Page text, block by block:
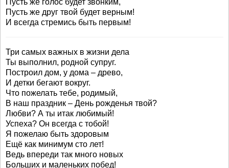
Пусть же голос будет звонким,
Пусть же друг твой будет верным!
И всегда стремись быть первым!
Три самых важных в жизни дела
Ты выполнил, родной супруг.
Построил дом, у дома – древо,
И детки бегают вокруг.
Что пожелать тебе, родимый,
В наш праздник – День рожденья твой?
Любви? А ты итак любимый!
Успеха? Он всегда с тобой!
Я пожелаю быть здоровым
Ещё как минимум сто лет!
Ведь впереди так много новых
Больших и маленьких побед!